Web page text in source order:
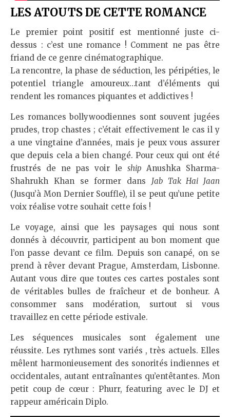
LES ATOUTS DE CETTE ROMANCE
Le premier point positif est mentionné juste ci-
dessus : c’est une romance ! Comment ne pas être
friand de ce genre cinématographique.
La rencontre, la phase de séduction, les péripéties, le
potentiel triangle amoureux…tant d’éléments qui
rendent les romances piquantes et addictives !
Les romances bollywoodiennes sont souvent jugées
prudes, trop chastes ; c’était effectivement le cas il y
a une vingtaine d’années, mais je peux vous assurer
que depuis cela a bien changé. Pour ceux qui ont été
frustrés de ne pas voir le ship Anushka Sharma-
Shahrukh Khan se former dans Jab Tak Hai Jaan
(Jusqu’à Mon Dernier Souffle), il se peut qu’une petite
voix réalise votre souhait cette fois !
Le voyage, ainsi que les paysages qui nous sont
donnés à découvrir, participent au bon moment que
l’on passe devant ce film. Depuis son canapé, on se
prend à rêver devant Prague, Amsterdam, Lisbonne.
Autant vous dire que toutes ces cartes postales sont
de véritables bulles de fraîcheur et de bonheur. A
consommer sans modération, surtout si vous
travaillez en cette période estivale.
Les séquences musicales sont également une
réussite. Les rythmes sont variés , très actuels. Elles
mêlent harmonieusement des sonorités indiennes et
occidentales, autant entraînantes qu’entêtantes. Mon
petit coup de cœur : Phurr, featuring avec le DJ et
rappeur américain Diplo.